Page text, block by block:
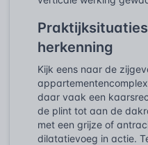
herkenning
Kijk eens naar de
daar vaak een
de plint tot aan de
met een grijze of
dilatatievoeg in actie.